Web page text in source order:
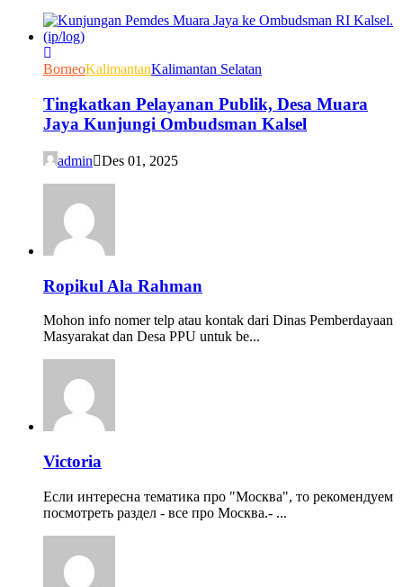
BorneoKalimantanKalimantan Selatan
Tingkatkan Pelayanan Publik, Desa Muara
Jaya Kunjungi Ombudsman Kalsel
admin Des 01, 2025
Ropikul Ala Rahman
Mohon info nomer telp atau kontak dari Dinas Pemberdayaan
Masyarakat dan Desa PPU untuk be...
Victoria
Если интересна тематика про "Москва", то рекомендуем
посмотреть раздел - все про Москва.- ...